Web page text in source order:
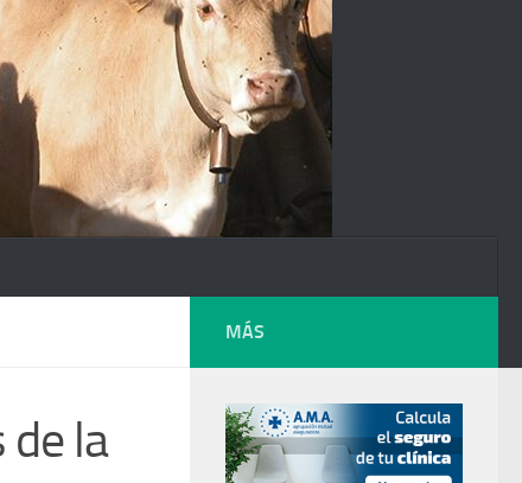
la
MÁS